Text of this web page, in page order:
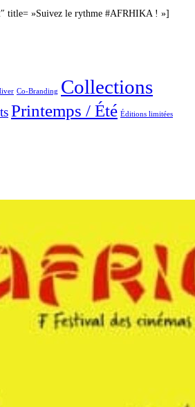
title= »Suivez le rythme #AFRHIKA ! »]
Co-Branding Collections
Printemps / Été Éditions limitées